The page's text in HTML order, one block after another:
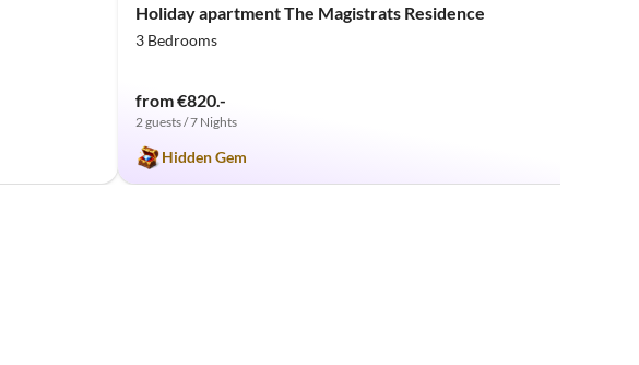
Holiday apartment The Magistrats Residence
3 Bedrooms
from €820.-
2 guests / 7 Nights
Hidden Gem